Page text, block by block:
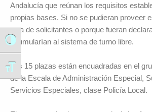
Alternar alto contraste
Alternar tamaño de letra
Andalucía que reúnan los requisitos
propias bases. Si no se pudieran proveer
falta de solicitantes o porque fueran
acumularían al sistema de turno libre.
Las 15 plazas están encuadradas en el
de la Escala de Administración Especial,
Servicios Especiales, clase Policía Local.